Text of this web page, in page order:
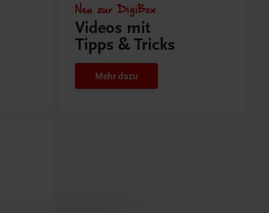
Neu zur DigiBox
Videos mit
Tipps & Tricks
Mehr dazu